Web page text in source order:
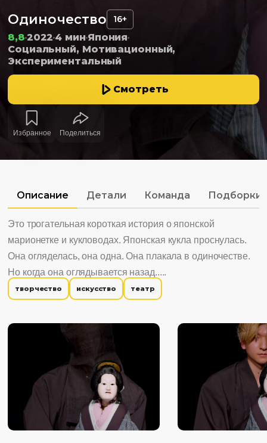
Одиночество 16+
8,820224 мин Япония
Социальный, Мотивационный,
Экспериментальный
Смотреть
Избранное Поделиться
Описание Детали Команда Подборки
Это трогательная короткая история о японской
марионетке и кукловодах. Японская кукла проснулась.
Она огляделась, она одна. Она плакала в одиночестве.
Но когда она оглядывается назад.....
творчество искусство театр